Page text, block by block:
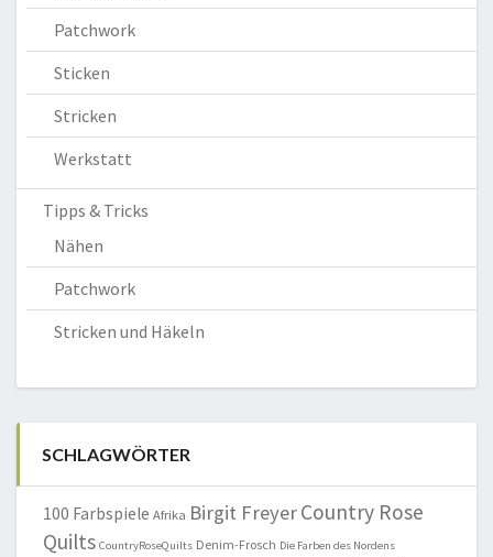
Patchwork
Sticken
Stricken
Werkstatt
Tipps & Tricks
Nähen
Patchwork
Stricken und Häkeln
SCHLAGWÖRTER
100 Farbspiele Afrika Birgit FreyerCountry Rose
Quilts CountryRoseQuilts Denim-Frosch Die Farben des Nordens